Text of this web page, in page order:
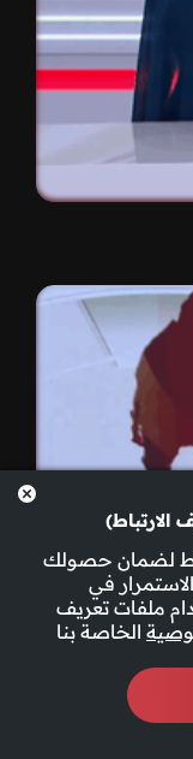
الارتباط)
لضمان حصولك
في
ملفات تعريف
الخاصة بنا